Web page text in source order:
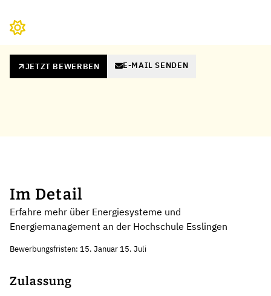
JETZT BEWERBEN E-MAIL SENDEN
Im Detail
Erfahre mehr über Energiesysteme und
Energiemanagement an der Hochschule Esslingen
Bewerbungsfristen: 15. Januar 15. Juli
Zulassung